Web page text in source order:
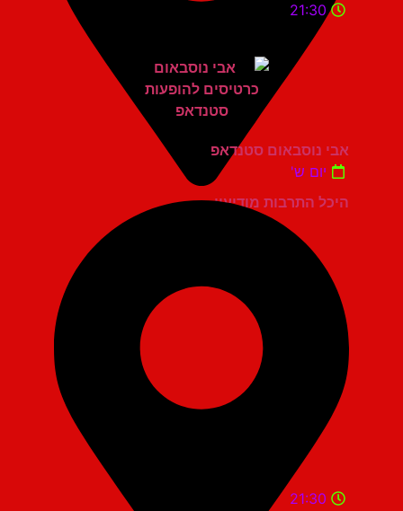
היכל התרבות מודיעין
21:30
אבי נוסבאום סטנדאפ
יום ש'
21:30